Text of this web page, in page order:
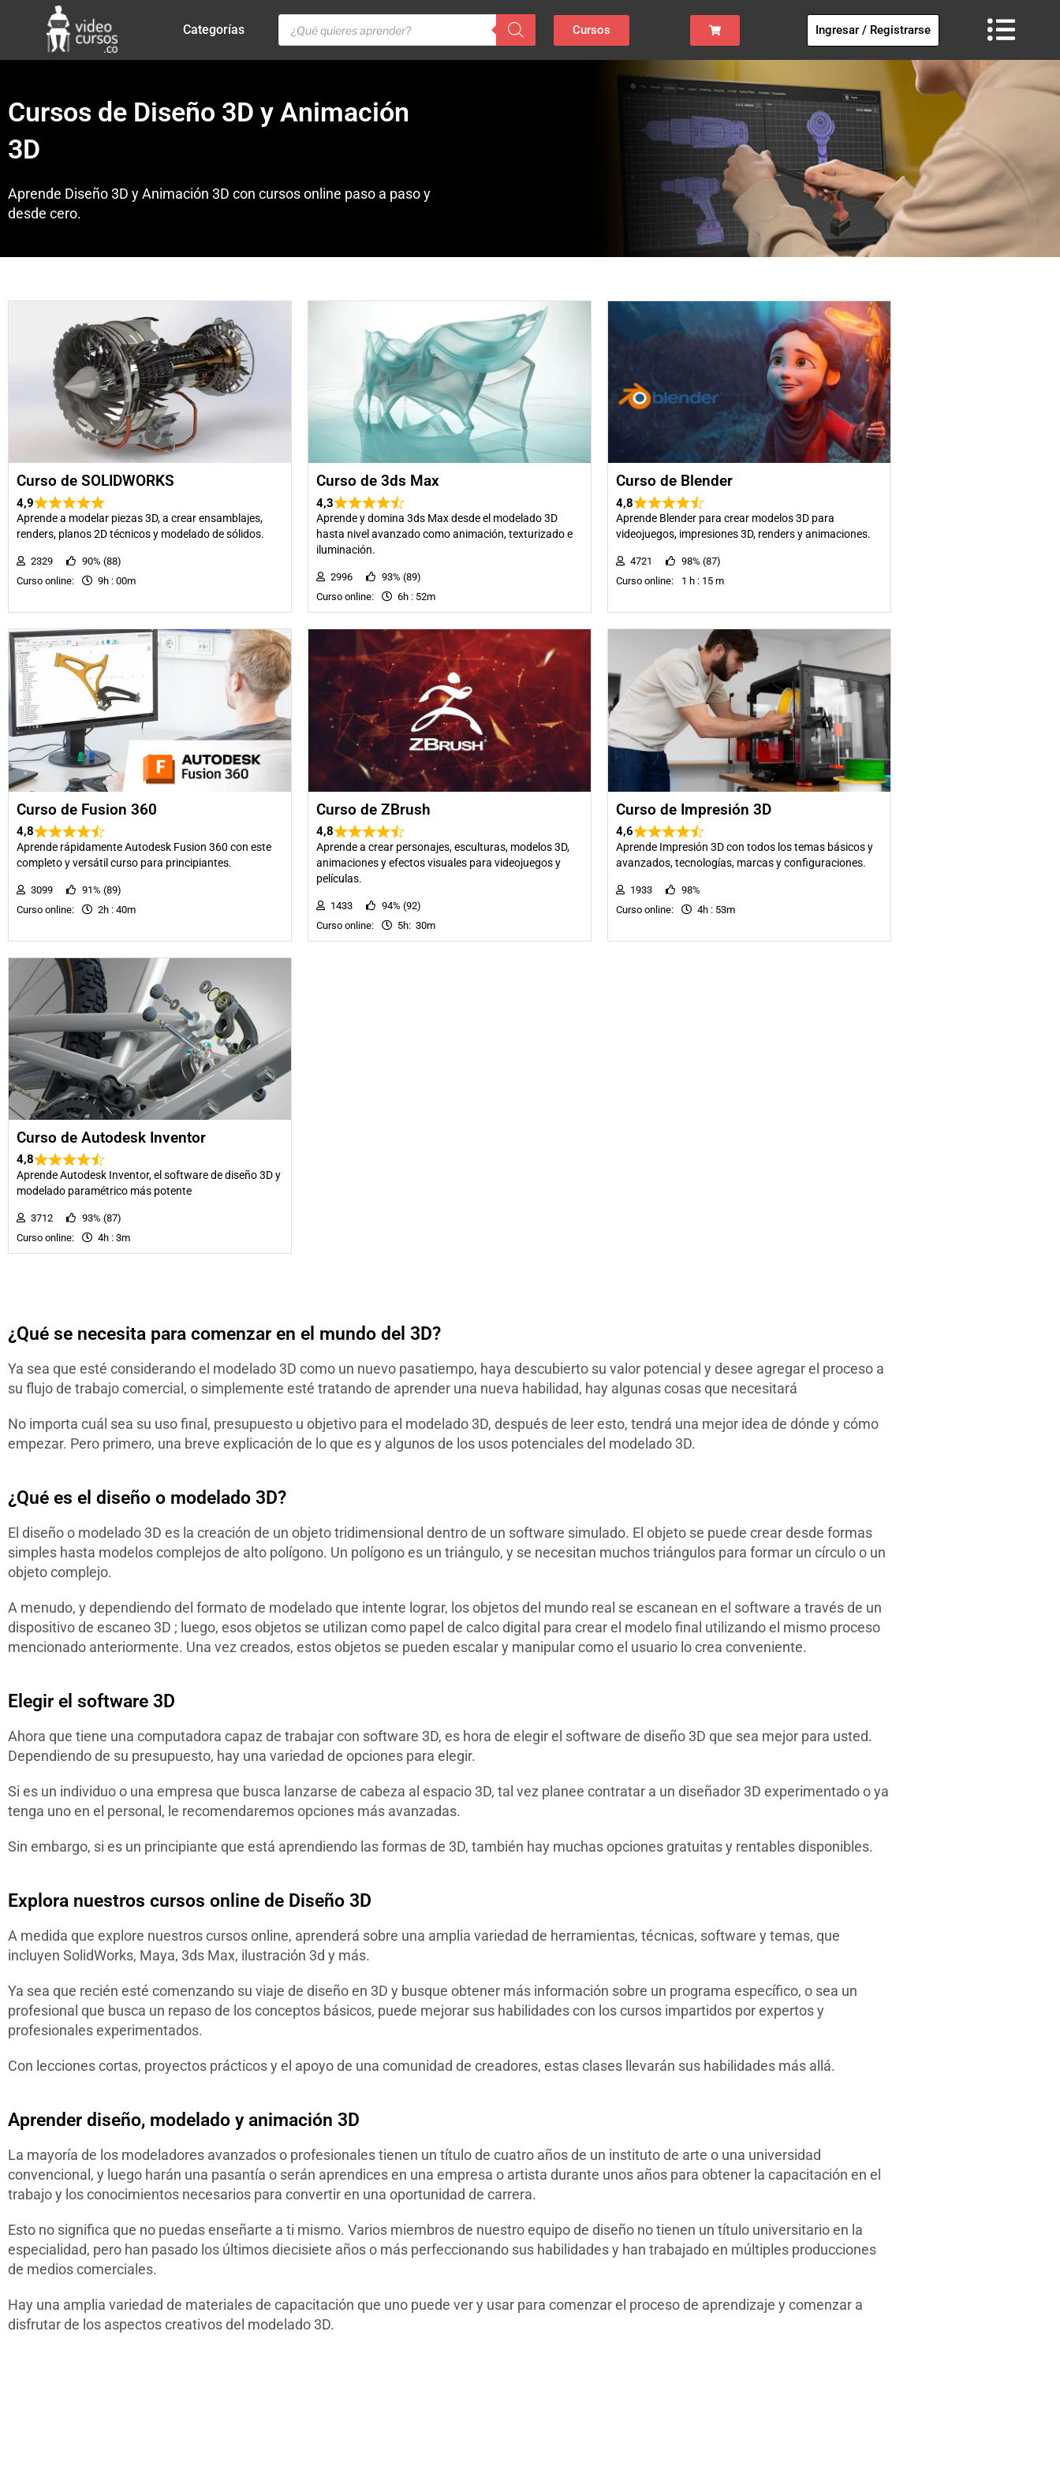
Categorías Cursos Ingresar / Registrarse
Cursos de Diseño 3D y Animación
3D
Aprende Diseño 3D y Animación 3D con cursos online paso a paso y
desde cero.
Curso de SOLIDWORKS
4,9
Aprende a modelar piezas 3D, a crear ensamblajes,
renders, planos 2D técnicos y modelado de sólidos.
2329
90% (88)
Curso online:
9h : 00m
Curso de 3ds Max
4,3
Aprende y domina 3ds Max desde el modelado 3D
hasta nivel avanzado como animación, texturizado e
iluminación.
2996
93% (89)
Curso online:
6h : 52m
Curso de Blender
4,8
Aprende Blender para crear modelos 3D para
videojuegos, impresiones 3D, renders y animaciones.
4721
98% (87)
Curso online: 1 h : 15 m
Curso de Fusion 360
4,8
Aprende rápidamente Autodesk Fusion 360 con este
completo y versátil curso para principiantes.
3099
91% (89)
Curso online:
2h : 40m
Curso de ZBrush
4,8
Aprende a crear personajes, esculturas, modelos 3D,
animaciones y efectos visuales para videojuegos y
películas.
1433
94% (92)
Curso online:
5h: 30m
Curso de Impresión 3D
4,6
Aprende Impresión 3D con todos los temas básicos y
avanzados, tecnologías, marcas y configuraciones.
1933
98%
Curso online:
4h : 53m
Curso de Autodesk Inventor
4,8
Aprende Autodesk Inventor, el software de diseño 3D y
modelado paramétrico más potente
3712
93% (87)
Curso online:
4h : 3m
¿Qué se necesita para comenzar en el mundo del 3D?
Ya sea que esté considerando el modelado 3D como un nuevo pasatiempo, haya descubierto su valor potencial y desee agregar el proceso a
su flujo de trabajo comercial, o simplemente esté tratando de aprender una nueva habilidad, hay algunas cosas que necesitará
No importa cuál sea su uso final, presupuesto u objetivo para el modelado 3D, después de leer esto, tendrá una mejor idea de dónde y cómo
empezar. Pero primero, una breve explicación de lo que es y algunos de los usos potenciales del modelado 3D.
¿Qué es el diseño o modelado 3D?
El diseño o modelado 3D es la creación de un objeto tridimensional dentro de un software simulado. El objeto se puede crear desde formas
simples hasta modelos complejos de alto polígono. Un polígono es un triángulo, y se necesitan muchos triángulos para formar un círculo o un
objeto complejo.
A menudo, y dependiendo del formato de modelado que intente lograr, los objetos del mundo real se escanean en el software a través de un
dispositivo de escaneo 3D ; luego, esos objetos se utilizan como papel de calco digital para crear el modelo final utilizando el mismo proceso
mencionado anteriormente. Una vez creados, estos objetos se pueden escalar y manipular como el usuario lo crea conveniente.
Elegir el software 3D
Ahora que tiene una computadora capaz de trabajar con software 3D, es hora de elegir el software de diseño 3D que sea mejor para usted.
Dependiendo de su presupuesto, hay una variedad de opciones para elegir.
Si es un individuo o una empresa que busca lanzarse de cabeza al espacio 3D, tal vez planee contratar a un diseñador 3D experimentado o ya
tenga uno en el personal, le recomendaremos opciones más avanzadas.
Sin embargo, si es un principiante que está aprendiendo las formas de 3D, también hay muchas opciones gratuitas y rentables disponibles.
Explora nuestros cursos online de Diseño 3D
A medida que explore nuestros cursos online, aprenderá sobre una amplia variedad de herramientas, técnicas, software y temas, que
incluyen SolidWorks, Maya, 3ds Max, ilustración 3d y más.
Ya sea que recién esté comenzando su viaje de diseño en 3D y busque obtener más información sobre un programa específico, o sea un
profesional que busca un repaso de los conceptos básicos, puede mejorar sus habilidades con los cursos impartidos por expertos y
profesionales experimentados.
Con lecciones cortas, proyectos prácticos y el apoyo de una comunidad de creadores, estas clases llevarán sus habilidades más allá.
Aprender diseño, modelado y animación 3D
La mayoría de los modeladores avanzados o profesionales tienen un título de cuatro años de un instituto de arte o una universidad
convencional, y luego harán una pasantía o serán aprendices en una empresa o artista durante unos años para obtener la capacitación en el
trabajo y los conocimientos necesarios para convertir en una oportunidad de carrera.
Esto no significa que no puedas enseñarte a ti mismo. Varios miembros de nuestro equipo de diseño no tienen un título universitario en la
especialidad, pero han pasado los últimos diecisiete años o más perfeccionando sus habilidades y han trabajado en múltiples producciones
de medios comerciales.
Hay una amplia variedad de materiales de capacitación que uno puede ver y usar para comenzar el proceso de aprendizaje y comenzar a
disfrutar de los aspectos creativos del modelado 3D.